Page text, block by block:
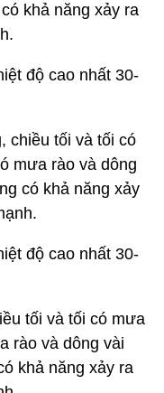
khả năng xảy ra
độ cao nhất 30-
chiều tối và tối có
mưa rào và dông
có khả năng xảy
độ cao nhất 30-
tối và tối có mưa
rào và dông vài
khả năng xảy ra